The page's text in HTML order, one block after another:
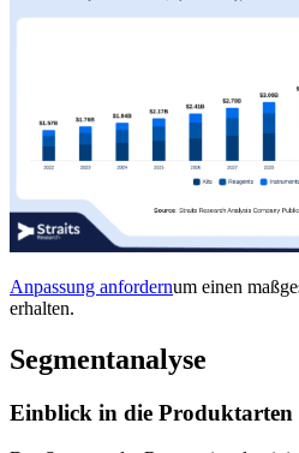
Anpassung anfordernum einen
erhalten.
Segmentanalyse
Einblick in die Produktarten